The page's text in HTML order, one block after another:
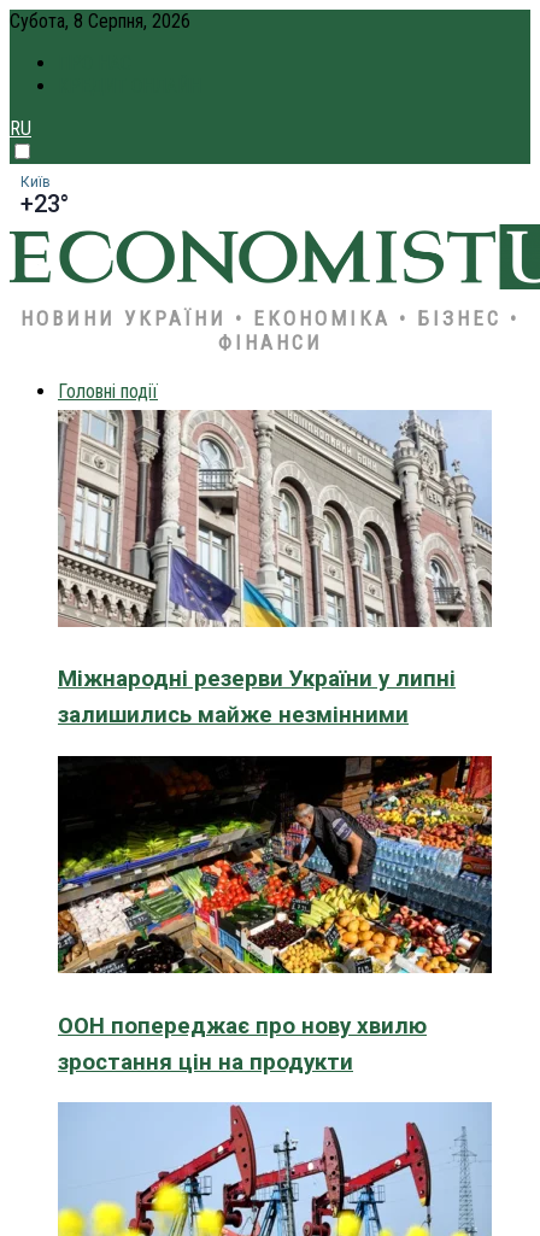
Субота, 8 Серпня, 2026
RU
Київ
+23°
НОВИНИ УКРАЇНИ • ЕКОНОМІКА • БІЗНЕС •
ФІНАНСИ
Головні події
Міжнародні резерви України у липні
залишились майже незмінними
ООН попереджає про нову хвилю
зростання цін на продукти